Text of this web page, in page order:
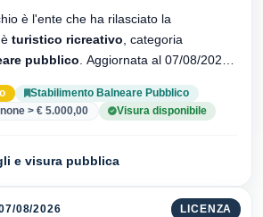
è l'ente che ha rilasciato la
è turistico ricreativo , categoria
pubblico
Stabilimento Balneare Pubblico
> € 5.000,00 Visura disponibile
e visura pubblica
LICENZA
08/2026